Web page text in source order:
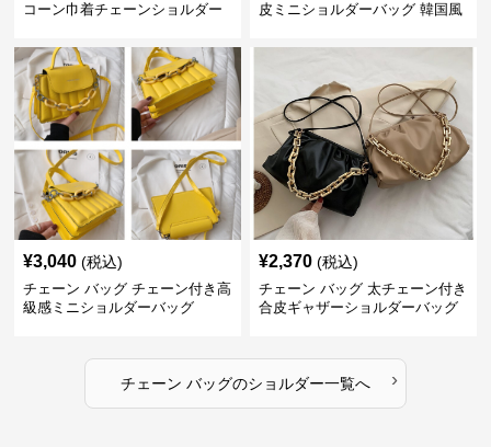
コーン巾着チェーンショルダー
皮ミニショルダーバッグ 韓国風
¥3,040 (税込)
チェーン バッグ チェーン付き高
級感ミニショルダーバッグ
¥2,370 (税込)
チェーン バッグ 太チェーン付き
合皮ギャザーショルダーバッグ
チェーン バッグのショルダー一覧へ ›